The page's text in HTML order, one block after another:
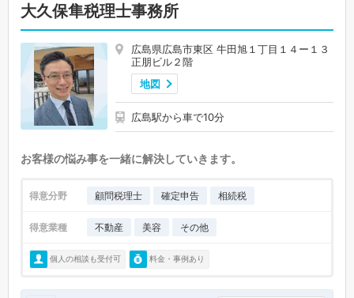
大久保隼税理士事務所
広島県広島市東区 牛田旭１丁目１４ー１３
正朋ビル２階
地図
広島駅から車で10分
お客様の悩み事を一緒に解決していきます。
得意分野 顧問税理士 確定申告 相続税
得意業種 不動産 美容 その他
個人の相談も受付可 料金・事例あり